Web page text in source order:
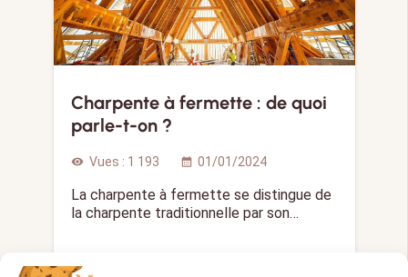
Charpente à fermette : de quoi
parle-t-on ?
visibility Vues : 1 193 calendar_month 01/01/2024
La charpente à fermette se distingue de
la charpente traditionnelle par son…